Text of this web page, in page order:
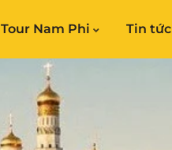
Tour Nam Phi Tin tức